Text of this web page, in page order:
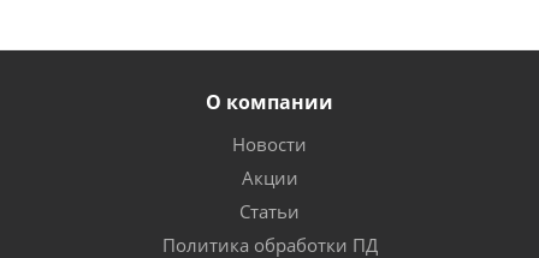
О компании
Новости
Акции
Статьи
Политика обработки ПД